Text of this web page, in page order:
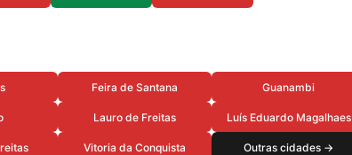
Feira de Santana Guanambi
Lauro de Freitas Luís Eduardo Magalhaes
Vitoria da Conquista Outras cidades →